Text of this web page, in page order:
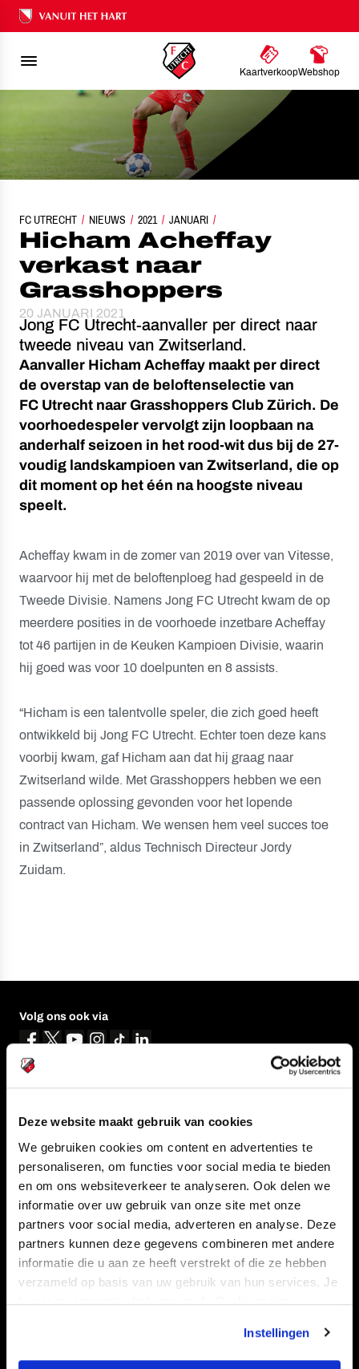
Deze website maakt gebruik van cookies
We gebruiken cookies om content en advertenties te
personaliseren, om functies voor social media te bieden
en om ons websiteverkeer te analyseren. Ook delen we
informatie over uw gebruik van onze site met onze
partners voor social media, adverteren en analyse. Deze
partners kunnen deze gegevens combineren met andere
informatie die u aan ze heeft verstrekt of die ze hebben
verzameld op basis van uw gebruik van hun services. Je
kan je toestemming beheren op de Cookiepagina.
Instellingen
Ons nalatenschap
KaartverkoopWebshop
FC UTRECHT NIEUWS 2021 JANUARI
HICHAM ACHEFFAY VERKAST NAAR GRASSHOPPERS
Hicham Acheffay
verkast naar
Grasshoppers
20 JANUARI 2021
Jong FC Utrecht-aanvaller per direct naar
tweede niveau van Zwitserland.
Aanvaller Hicham Acheffay maakt per direct
de overstap van de beloftenselectie van
FC Utrecht naar Grasshoppers Club Zürich. De
voorhoedespeler vervolgt zijn loopbaan na
anderhalf seizoen in het rood-wit dus bij de 27-
voudig landskampioen van Zwitserland, die op
dit moment op het één na hoogste niveau
speelt.
Acheffay kwam in de zomer van 2019 over van Vitesse,
waarvoor hij met de beloftenploeg had gespeeld in de
Tweede Divisie. Namens Jong FC Utrecht kwam de op
meerdere posities in de voorhoede inzetbare Acheffay
tot 46 partijen in de Keuken Kampioen Divisie, waarin
hij goed was voor 10 doelpunten en 8 assists.
“Hicham is een talentvolle speler, die zich goed heeft
ontwikkeld bij Jong FC Utrecht. Echter toen deze kans
voorbij kwam, gaf Hicham aan dat hij graag naar
Zwitserland wilde. Met Grasshoppers hebben we een
passende oplossing gevonden voor het lopende
contract van Hicham. We wensen hem veel succes toe
in Zwitserland”, aldus Technisch Directeur Jordy
Zuidam.
Volg ons ook via
CLUB
TEAMS
STADION
SUPPORTERS
FOUNDATION
KAARTVERKOOP
BUSINESS
CONTACT